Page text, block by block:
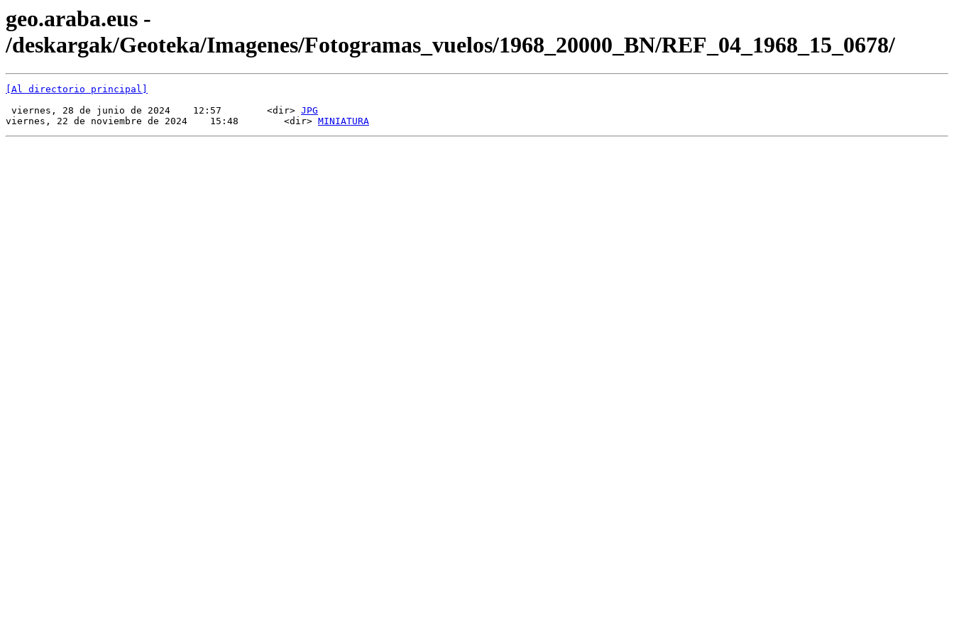
geo.araba.eus -
/deskargak/Geoteka/Imagenes/Fotogramas_vuelos/1968_20000_BN/REF_04_1968_15_0678/
[Al directorio principal]
viernes, 28 de junio de 2024    12:57        <dir> JPG
viernes, 22 de noviembre de 2024    15:48        <dir> MINIATURA